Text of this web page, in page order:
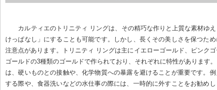
カルティエのトリニティ リングは、その精巧な作りと上質な素材ゆ
けっぱなし」にすることも可能です。しかし、長くその美しさを保つた
注意点があります。トリニティ リングは主にイエローゴールド、ピンク
ゴールドの3種類のゴールドで作られており、それぞれに特性があります
は、硬いものとの接触や、化学物質への暴露を避けることが重要です。
する際や、食器洗いなどの水仕事の際には、一時的に外すことをお勧め